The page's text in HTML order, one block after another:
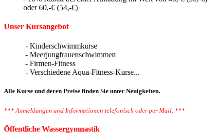
oder 60,-€ (54,-€)
Unser Kursangebot
- Kinderschwimmkurse
- Meerjungfrauenschwimmen
- Firmen-Fitness
- Verschiedene Aqua-Fitness-Kurse...
Alle Kurse und deren Preise finden Sie unter Neuigkeiten.
*** Anmeldungen und Informationen telefonisch oder per Mail. ***
Öffentliche Wassergymnastik